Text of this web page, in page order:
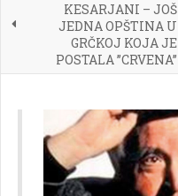
KESARJANI – JOŠ
JEDNA OPŠTINA U
GRČKOJ KOJA JE
POSTALA ’’CRVENA’’